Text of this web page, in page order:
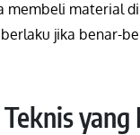
membeli material
jika benar-
yang